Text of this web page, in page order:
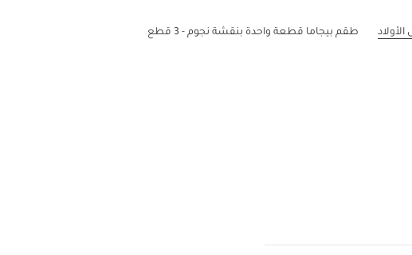
طقم بيجاما قطعة واحدة بنقشة نجوم - 3 قطع